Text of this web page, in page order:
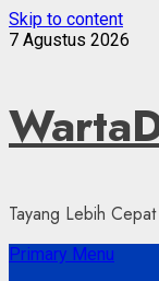
Skip to content
7 Agustus 2026
Tayang Lebih Cepat
Primary Menu